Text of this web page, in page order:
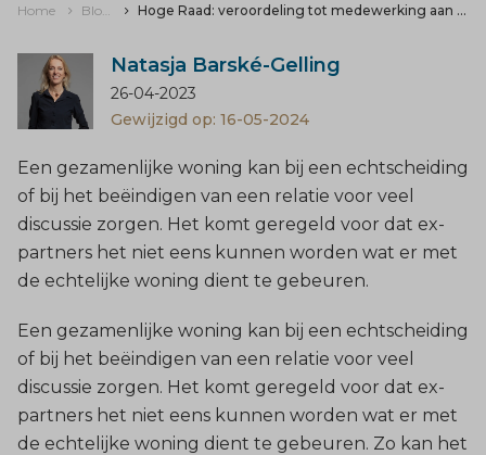
Home Hoge Raad: veroordeling tot medewerking aan verkoop van een gezamenlijke woning in kort geding mogelijk
Natasja Barské-Gelling
26-04-2023
Gewijzigd op: 16-05-2024
Een gezamenlijke woning kan bij een echtscheiding
of bij het beëindigen van een relatie voor veel
discussie zorgen. Het komt geregeld voor dat ex-
partners het niet eens kunnen worden wat er met
de echtelijke woning dient te gebeuren.
Een gezamenlijke woning kan bij een echtscheiding
of bij het beëindigen van een relatie voor veel
discussie zorgen. Het komt geregeld voor dat ex-
partners het niet eens kunnen worden wat er met
de echtelijke woning dient te gebeuren. Zo kan het